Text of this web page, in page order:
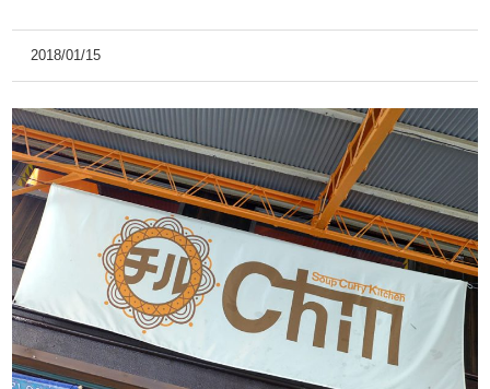
2018/01/15